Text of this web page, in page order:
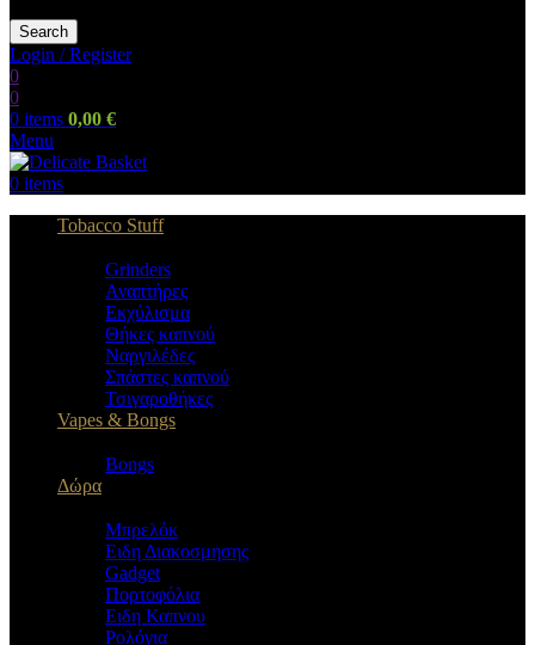
Search
Login / Register
0
0
0 items 0,00 €
Menu
0 items
Tobacco Stuff
Grinders
Αναπτήρες
Εκχύλισμα
Θήκες καπνού
Ναργιλέδες
Σπάστες καπνού
Τσιγαροθήκες
Vapes & Bongs
Bongs
Δώρα
Μπρελόκ
Eιδη Διακοσμησης
Gadget
Πορτοφόλια
Ειδη Καπνου
Ρολόγια